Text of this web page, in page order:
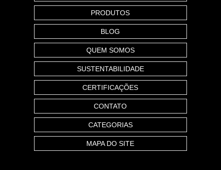
PRODUTOS
BLOG
QUEM SOMOS
SUSTENTABILIDADE
CERTIFICAÇÕES
CONTATO
CATEGORIAS
MAPA DO SITE